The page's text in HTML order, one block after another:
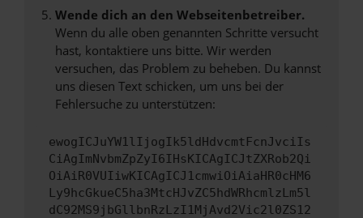
Wende dich an den Webseitenbetreiber.
Wenn du alle oben genannten Schritte versucht
hast, kontaktiere uns bitte. Wir werden
versuchen, das Problem zu beheben. Du kannst
uns diesen Text schicken, um uns bei der
Fehlersuche zu unterstützen:
ewogICJuYW1lIjogIk5ldHdvcmtFcnJvciIs
CiAgImNvbmZpZyI6IHsKICAgICJtZXRob2Qi
OiAiR0VUIiwKICAgICJ1cmwiOiAiaHR0cHM6
Ly9hcGkueC5ha3MtcHJvZC5hdWRhcmlzLm5l
dC92MS9jbGllbnRzLzI1MjAvd2Vic2l0ZS12